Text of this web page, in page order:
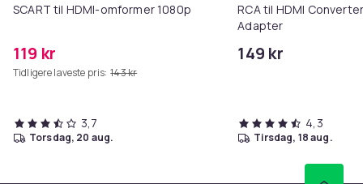
SCART til HDMI-omformer 1080p
119 kr
Tidligere laveste pris: 143 kr
3,7
torsdag, 20 aug.
RCA til HDMI
Adapter
149 kr
4,3
tirsdag, 18 aug.